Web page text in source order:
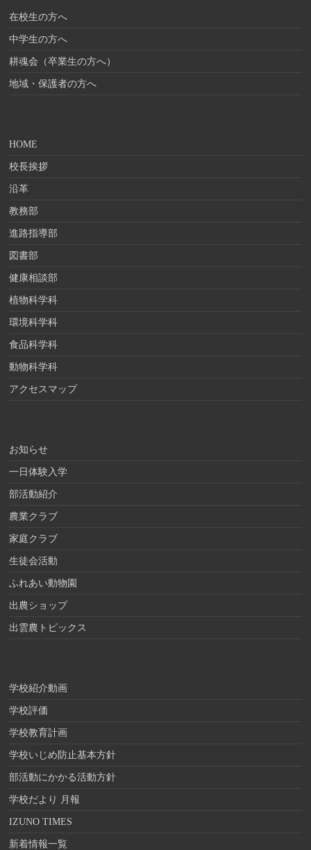
在校生の方へ
中学生の方へ
耕魂会（卒業生の方へ）
地域・保護者の方へ
HOME
校長挨拶
沿革
教務部
進路指導部
図書部
健康相談部
植物科学科
環境科学科
食品科学科
動物科学科
アクセスマップ
お知らせ
一日体験入学
部活動紹介
農業クラブ
家庭クラブ
生徒会活動
ふれあい動物園
出農ショップ
出雲農トピックス
学校紹介動画
学校評価
学校教育計画
学校いじめ防止基本方針
部活動にかかる活動方針
学校だより 月報
IZUNO TIMES
新着情報一覧